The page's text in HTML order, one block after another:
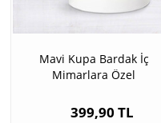
Mavi Kupa Bardak İç
Mimarlara Özel
399,90 TL